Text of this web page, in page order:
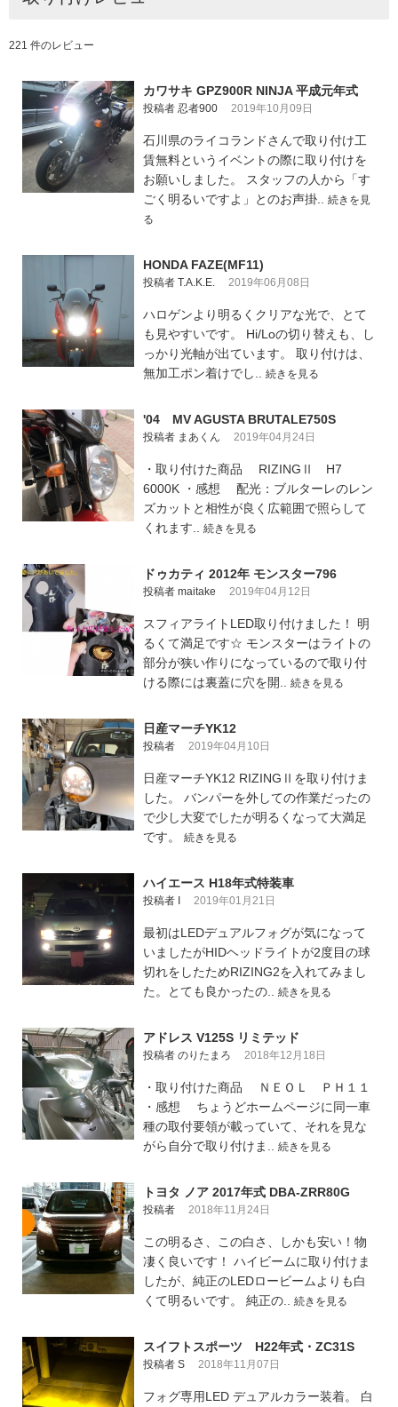
221 件のレビュー
カワサキ GPZ900R NINJA 平成元年式
投稿者 忍者900 2019年10月09日
石川県のライコランドさんで取り付け工
賃無料というイベントの際に取り付けを
お願いしました。 スタッフの人から「す
ごく明るいですよ」とのお声掛.. 続きを見
る
HONDA FAZE(MF11)
投稿者 T.A.K.E. 2019年06月08日
ハロゲンより明るくクリアな光で、とて
も見やすいです。 Hi/Loの切り替えも、し
っかり光軸が出ています。 取り付けは、
無加工ポン着けでし.. 続きを見る
'04 MV AGUSTA BRUTALE750S
投稿者 まあくん 2019年04月24日
・取り付けた商品 RIZINGⅡ H7
6000K ・感想 配光：ブルターレのレン
ズカットと相性が良く広範囲で照らして
くれます.. 続きを見る
ドゥカティ 2012年 モンスター796
投稿者 maitake 2019年04月12日
スフィアライトLED取り付けました！ 明
るくて満足です☆ モンスターはライトの
部分が狭い作りになっているので取り付
ける際には裏蓋に穴を開.. 続きを見る
日産マーチYK12
投稿者 2019年04月10日
日産マーチYK12 RIZINGⅡを取り付けま
した。 バンパーを外しての作業だったの
で少し大変でしたが明るくなって大満足
です。 続きを見る
ハイエース H18年式特装車
投稿者 I 2019年01月21日
最初はLEDデュアルフォグが気になって
いましたがHIDヘッドライトが2度目の球
切れをしたためRIZING2を入れてみまし
た。とても良かったの.. 続きを見る
アドレス V125S リミテッド
投稿者 のりたまろ 2018年12月18日
・取り付けた商品 ＮＥＯＬ ＰＨ１１
・感想 ちょうどホームページに同一車
種の取付要領が載っていて、それを見な
がら自分で取り付けま.. 続きを見る
トヨタ ノア 2017年式 DBA-ZRR80G
投稿者 2018年11月24日
この明るさ、この白さ、しかも安い！物
凄く良いです！ ハイビームに取り付けま
したが、純正のLEDロービームよりも白
くて明るいです。 純正の.. 続きを見る
スイフトスポーツ H22年式・ZC31S
投稿者 S 2018年11月07日
フォグ専用LED デュアルカラー装着。 白